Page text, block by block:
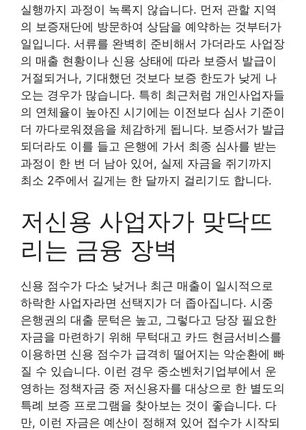
실행까지 과정이 녹록지 않습니다. 먼저 관할 지역
의 보증재단에 방문하여 상담을 예약하는 것부터가
일입니다. 서류를 완벽히 준비해서 가더라도 사업장
의 매출 현황이나 신용 상태에 따라 보증서 발급이
거절되거나, 기대했던 것보다 보증 한도가 낮게 나
오는 경우가 많습니다. 특히 최근처럼 개인사업자들
의 연체율이 높아진 시기에는 이전보다 심사 기준이
더 까다로워졌음을 체감하게 됩니다. 보증서가 발급
되더라도 이를 들고 은행에 가서 최종 심사를 받는
과정이 한 번 더 남아 있어, 실제 자금을 쥐기까지
최소 2주에서 길게는 한 달까지 걸리기도 합니다.
저신용 사업자가 맞닥뜨
리는 금융 장벽
신용 점수가 다소 낮거나 최근 매출이 일시적으로
하락한 사업자라면 선택지가 더 좁아집니다. 시중
은행권의 대출 문턱은 높고, 그렇다고 당장 필요한
자금을 마련하기 위해 무턱대고 카드 현금서비스를
이용하면 신용 점수가 급격히 떨어지는 악순환에 빠
질 수 있습니다. 이런 경우 중소벤처기업부에서 운
영하는 정책자금 중 저신용자를 대상으로 한 별도의
특례 보증 프로그램을 찾아보는 것이 좋습니다. 다
만, 이런 자금은 예산이 정해져 있어 접수가 시작되